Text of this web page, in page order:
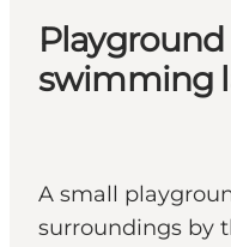
swimming
A small
surroundings by